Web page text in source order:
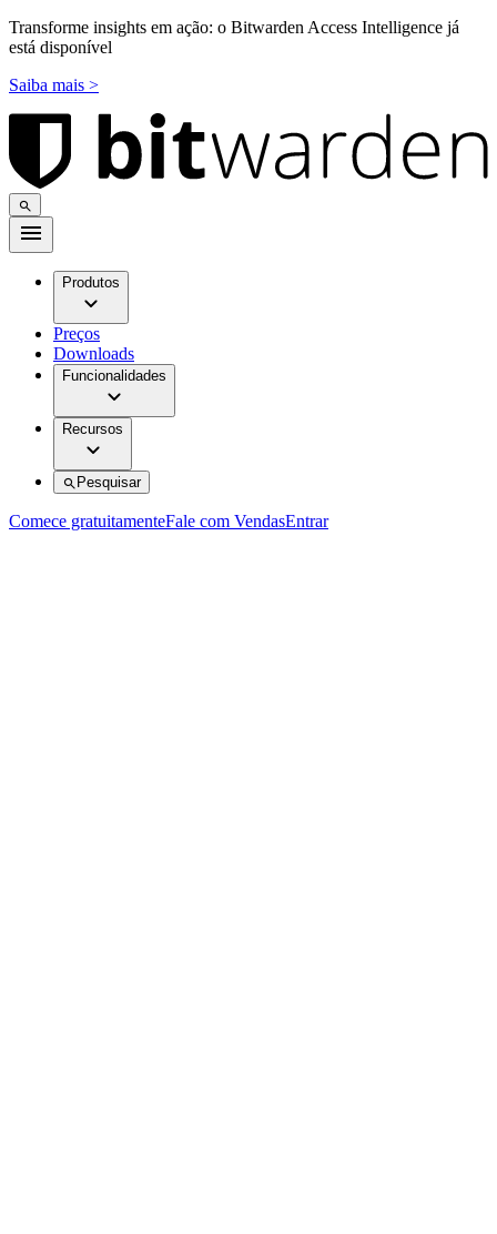
Transforme insights em ação: o Bitwarden Access Intelligence já
está disponível
Saiba mais >
Produtos
Preços
Downloads
Funcionalidades
Recursos
Pesquisar
Comece gratuitamenteFale com VendasEntrar